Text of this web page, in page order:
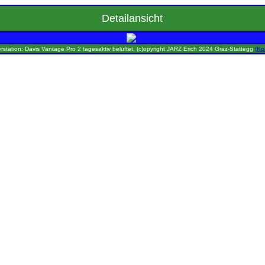
Detailansicht
Davis Vantage Pro 2 tagesaktiv belüftet, (c)opyright JARZ Erich 2024 Graz-Stattegg